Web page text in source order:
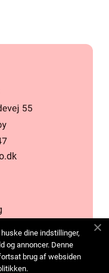
dine indstillinger,
og annoncer. Denne
brug af websiden